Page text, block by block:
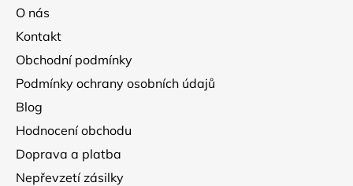
O nás
Kontakt
Obchodní podmínky
Podmínky ochrany osobních údajů
Blog
Hodnocení obchodu
Doprava a platba
Nepřevzetí zásilky